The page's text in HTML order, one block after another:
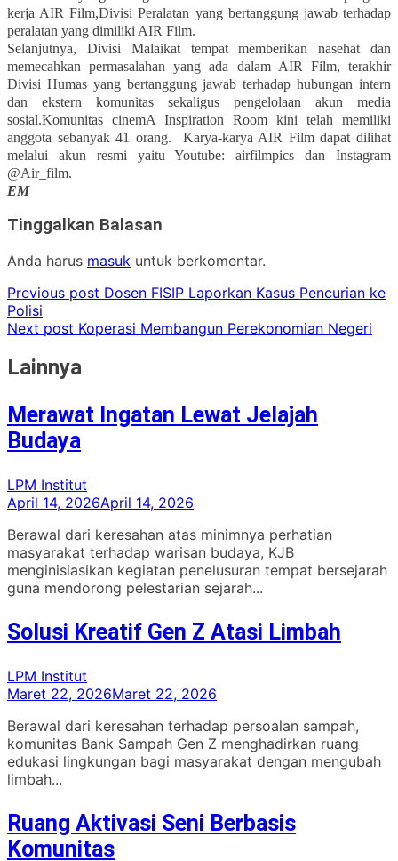
kerja AIR Film,Divisi Peralatan yang bertanggung jawab terhadap
peralatan yang dimiliki AIR Film.
Selanjutnya, Divisi Malaikat tempat memberikan nasehat dan
memecahkan permasalahan yang ada dalam AIR Film, terakhir
Divisi Humas yang bertanggung jawab terhadap hubungan intern
dan ekstern komunitas sekaligus pengelolaan akun media
sosial.Komunitas cinemA Inspiration Room kini telah memiliki
anggota sebanyak 41 orang.
Karya-karya AIR Film dapat dilihat
melalui akun resmi yaitu Youtube: airfilmpics dan Instagram
@Air_film.
EM
Tinggalkan Balasan
Anda harus masuk untuk berkomentar.
Previous post Dosen FISIP Laporkan Kasus Pencurian ke
Polisi
Next post Koperasi Membangun Perekonomian Negeri
Lainnya
Merawat Ingatan Lewat Jelajah
Budaya
LPM Institut
April 14, 2026April 14, 2026
Berawal dari keresahan atas minimnya perhatian
masyarakat terhadap warisan budaya, KJB
menginisiasikan kegiatan penelusuran tempat bersejarah
guna mendorong pelestarian sejarah...
Solusi Kreatif Gen Z Atasi Limbah
LPM Institut
Maret 22, 2026Maret 22, 2026
Berawal dari keresahan terhadap persoalan sampah,
komunitas Bank Sampah Gen Z menghadirkan ruang
edukasi lingkungan bagi masyarakat dengan mengubah
limbah...
Ruang Aktivasi Seni Berbasis
Komunitas